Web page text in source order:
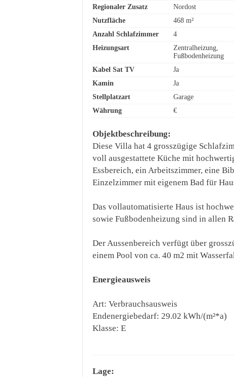
Regionaler Zusatz
Nordost
Nutzfläche
468 m²
Anzahl Schlafzimmer
4
Heizungsart
Zentralheizung,
Fußbodenheizung
Kabel Sat TV Ja
Kamin
Ja
Stellplatzart
Garage
Währung
€
Objektbeschreibung:
Diese Villa hat 4 grosszügige
voll ausgestattete Küche mit
Essbereich, ein Arbeitszimmer, eine
Einzelzimmer mit eigenem Bad für
Das vollautomatisierte Haus ist
sowie Fußbodenheizung sind in allen
Der Aussenbereich verfügt über
einem Pool von ca. 40 m2 mit
Energieausweis
Art: Verbrauchsausweis
Endenergiebedarf: 29.02 kWh/(m²*a)
Klasse: E
Lage: